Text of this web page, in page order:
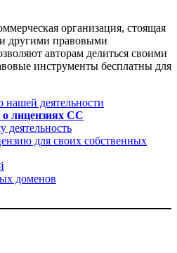
организация, стоящая
другими правовыми
авторам делиться своими
инструменты бесплатны для
нашей деятельности
лицензиях CC
деятельность
для своих собственных
доменов